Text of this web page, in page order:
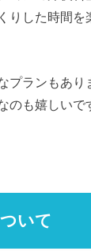
りした時間
プランもあり
のも嬉しいで
いて